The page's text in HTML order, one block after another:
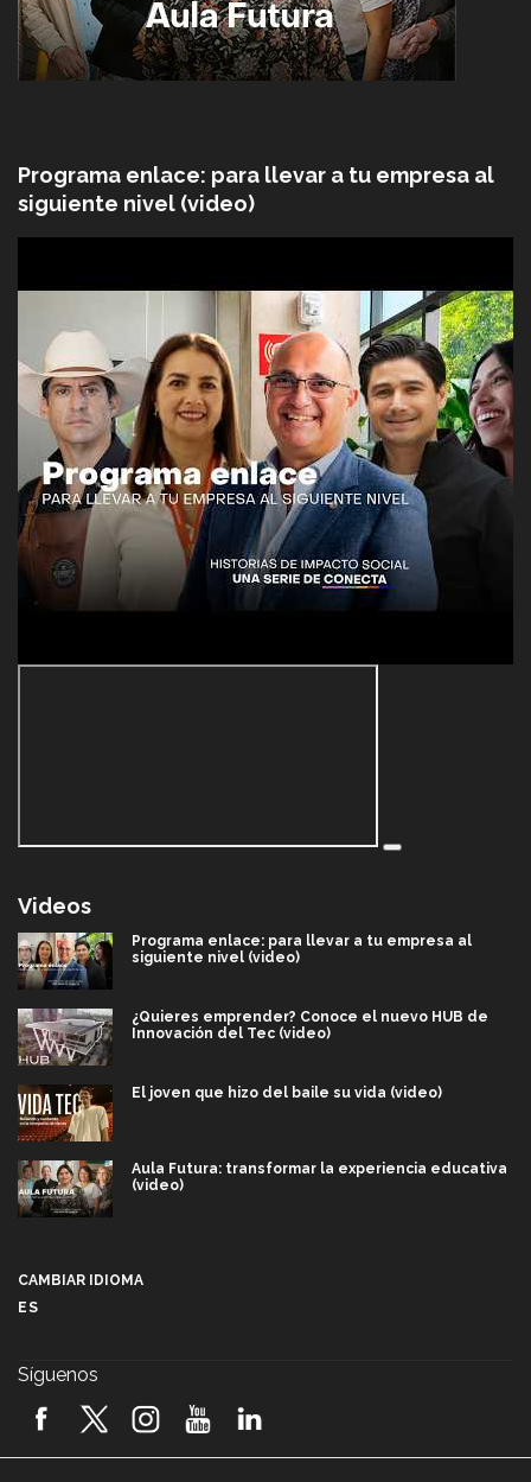
Programa enlace: para llevar a tu empresa al
siguiente nivel (video)
Videos
Programa enlace: para llevar a tu empresa al
siguiente nivel (video)
¿Quieres emprender? Conoce el nuevo HUB de
Innovación del Tec (video)
El joven que hizo del baile su vida (video)
Aula Futura: transformar la experiencia educativa
(video)
2026! (video)
CAMBIAR IDIOMA
ES
Síguenos